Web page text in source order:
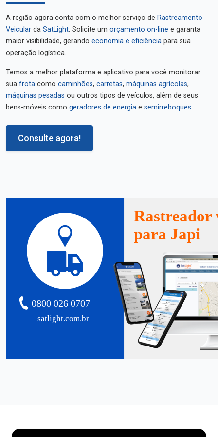
A região agora conta com o melhor serviço de Rastreamento
Veicular da SatLight. Solicite um orçamento on-line e garanta
maior visibilidade, gerando economia e eficiência para sua
operação logística.
Temos a melhor plataforma e aplicativo para você monitorar
sua frota como caminhões, carretas, máquinas agrícolas,
máquinas pesadas ou outros tipos de veículos, além de seus
bens-móveis como geradores de energia e semirreboques.
Consulte agora!
satlight.com.br
0800 026 0707
Rastreador
para Japi